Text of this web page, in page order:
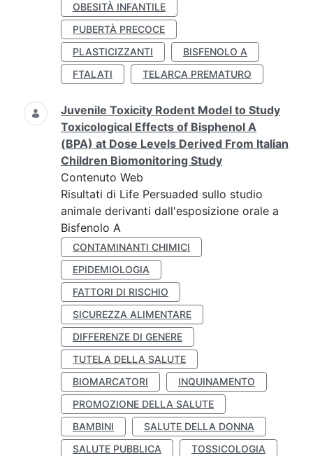
OBESITÀ INFANTILE
PUBERTÀ PRECOCE
PLASTICIZZANTI
BISFENOLO A
FTALATI
TELARCA PREMATURO
Juvenile Toxicity Rodent Model to Study
Toxicological Effects of Bisphenol A
(BPA) at Dose Levels Derived From Italian
Children Biomonitoring Study
Contenuto Web
Risultati di Life Persuaded sullo studio
animale derivanti dall'esposizione orale a
Bisfenolo A
CONTAMINANTI CHIMICI
EPIDEMIOLOGIA
FATTORI DI RISCHIO
SICUREZZA ALIMENTARE
DIFFERENZE DI GENERE
TUTELA DELLA SALUTE
BIOMARCATORI
INQUINAMENTO
PROMOZIONE DELLA SALUTE
BAMBINI
SALUTE DELLA DONNA
SALUTE PUBBLICA
TOSSICOLOGIA